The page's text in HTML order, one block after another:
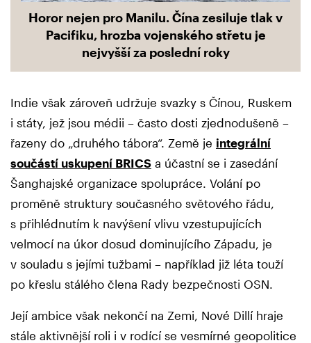
Horor nejen pro Manilu. Čína zesiluje tlak v
Pacifiku, hrozba vojenského střetu je
nejvyšší za poslední roky
Indie však zároveň udržuje svazky s Čínou, Ruskem
i státy, jež jsou médii – často dosti zjednodušeně –
řazeny do „druhého tábora“. Země je integrální
součástí uskupení BRICS a účastní se i zasedání
Šanghajské organizace spolupráce. Volání po
proměně struktury současného světového řádu,
s přihlédnutím k navýšení vlivu vzestupujících
velmocí na úkor dosud dominujícího Západu, je
v souladu s jejími tužbami – například již léta touží
po křeslu stálého člena Rady bezpečnosti OSN.
Její ambice však nekončí na Zemi, Nové Dillí hraje
stále aktivnější roli i v rodící se vesmírné geopolitice